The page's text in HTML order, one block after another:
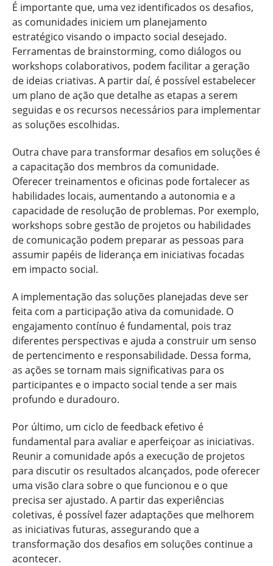
É importante que, uma vez identificados os desafios,
as comunidades iniciem um planejamento
estratégico visando o impacto social desejado.
Ferramentas de brainstorming, como diálogos ou
workshops colaborativos, podem facilitar a geração
de ideias criativas. A partir daí, é possível estabelecer
um plano de ação que detalhe as etapas a serem
seguidas e os recursos necessários para implementar
as soluções escolhidas.
Outra chave para transformar desafios em soluções é
a capacitação dos membros da comunidade.
Oferecer treinamentos e oficinas pode fortalecer as
habilidades locais, aumentando a autonomia e a
capacidade de resolução de problemas. Por exemplo,
workshops sobre gestão de projetos ou habilidades
de comunicação podem preparar as pessoas para
assumir papéis de liderança em iniciativas focadas
em impacto social.
A implementação das soluções planejadas deve ser
feita com a participação ativa da comunidade. O
engajamento contínuo é fundamental, pois traz
diferentes perspectivas e ajuda a construir um senso
de pertencimento e responsabilidade. Dessa forma,
as ações se tornam mais significativas para os
participantes e o impacto social tende a ser mais
profundo e duradouro.
Por último, um ciclo de feedback efetivo é
fundamental para avaliar e aperfeiçoar as iniciativas.
Reunir a comunidade após a execução de projetos
para discutir os resultados alcançados, pode oferecer
uma visão clara sobre o que funcionou e o que
precisa ser ajustado. A partir das experiências
coletivas, é possível fazer adaptações que melhorem
as iniciativas futuras, assegurando que a
transformação dos desafios em soluções continue a
acontecer.